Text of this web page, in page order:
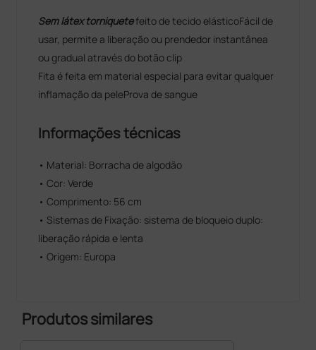
Sem látex torniquetefeito de tecido elásticoFácil de
usar, permite a liberação ou prendedor instantânea
ou gradual através do botão clip
Fita é feita em material especial para evitar qualquer
inflamação da peleProva de sangue
Informações técnicas
• Material: Borracha de algodão
• Cor: Verde
• Comprimento: 56 cm
• Sistemas de Fixação: sistema de bloqueio duplo:
liberação rápida e lenta
• Origem: Europa
Produtos similares